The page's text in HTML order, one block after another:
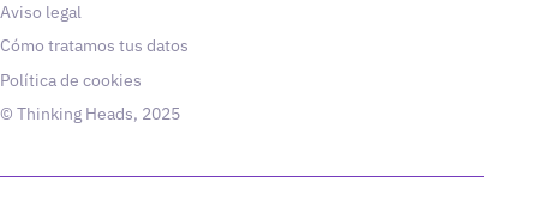
Aviso legal
Cómo tratamos tus datos
Política de cookies
© Thinking Heads, 2025